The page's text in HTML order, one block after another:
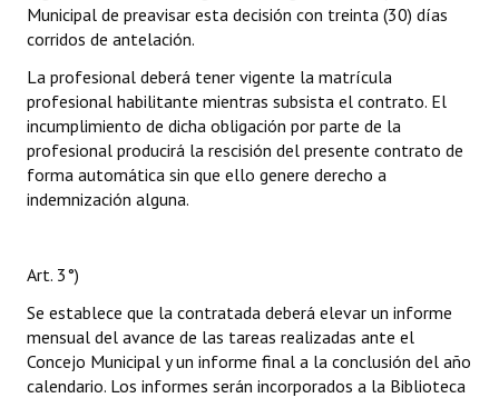
Municipal de preavisar esta decisión con treinta (30) días
corridos de antelación.
La profesional deberá tener vigente la matrícula
profesional habilitante mientras subsista el contrato. El
incumplimiento de dicha obligación por parte de la
profesional producirá la rescisión del presente contrato de
forma automática sin que ello genere derecho a
indemnización alguna.
Art. 3°)
Se establece que la contratada deberá elevar un informe
mensual del avance de las tareas realizadas ante el
Concejo Municipal y un informe final a la conclusión del año
calendario. Los informes serán incorporados a la Biblioteca